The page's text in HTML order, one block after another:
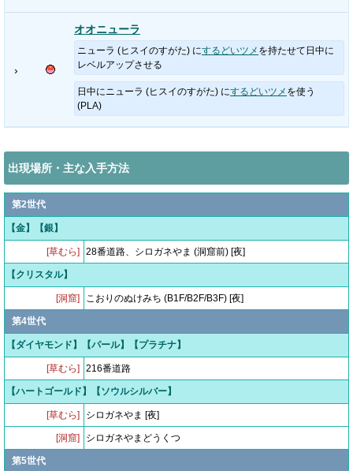
›
オオニューラ
ニューラ (ヒスイのすがた) にするどいツメ を持たせて日中に
レベルアップさせる
日中にニューラ (ヒスイのすがた) にするどいツメ を使う
(PLA)
出現場所・主な入手方法
第2世代
【金】【銀】
[草むら] 28番道路、シロガネやま (洞窟前) [夜]
【クリスタル】
[洞窟] こおりのぬけみち (B1F/B2F/B3F) [夜]
第4世代
【ダイヤモンド】【パール】【プラチナ】
[草むら] 216番道路
【ハートゴールド】【ソウルシルバー】
[草むら] シロガネやま [夜]
[洞窟] シロガネやまどうくつ
第5世代